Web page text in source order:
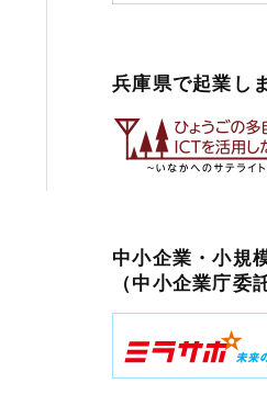
兵庫県で起業し
中小企業・小規
（中小企業庁委